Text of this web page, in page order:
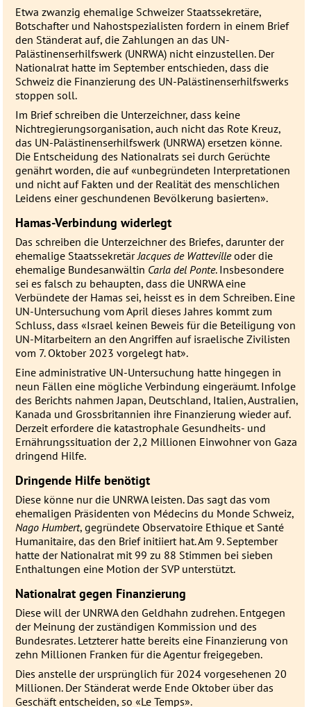
Etwa zwanzig ehemalige Schweizer Staatssekretäre,
Botschafter und Nahostspezialisten fordern in einem Brief
den Ständerat auf, die Zahlungen an das UN-
Palästinenserhilfswerk (UNRWA) nicht einzustellen. Der
Nationalrat hatte im September entschieden, dass die
Schweiz die Finanzierung des UN-Palästinenserhilfswerks
stoppen soll.
Im Brief schreiben die Unterzeichner, dass keine
Nichtregierungsorganisation, auch nicht das Rote Kreuz,
das UN-Palästinenserhilfswerk (UNRWA) ersetzen könne.
Die Entscheidung des Nationalrats sei durch Gerüchte
genährt worden, die auf «unbegründeten Interpretationen
und nicht auf Fakten und der Realität des menschlichen
Leidens einer geschundenen Bevölkerung basierten».
Hamas-Verbindung widerlegt
Das schreiben die Unterzeichner des Briefes, darunter der
ehemalige Staatssekretär Jacques de Wattevilleoder die
ehemalige Bundesanwältin Carla del Ponte. Insbesondere
sei es falsch zu behaupten, dass die UNRWAeine
Verbündete der Hamas sei, heisst es in dem Schreiben. Eine
UN-Untersuchung vom April dieses Jahres kommt zum
Schluss, dass «Israel keinen Beweis für die Beteiligung von
UN-Mitarbeitern an den Angriffen auf israelische Zivilisten
vom 7. Oktober 2023 vorgelegt hat».
Eine administrative UN-Untersuchung hatte hingegen in
neun Fällen eine mögliche Verbindung eingeräumt. Infolge
des Berichts nahmen Japan, Deutschland, Italien, Australien,
Kanada und Grossbritannien ihre Finanzierung wieder auf.
Derzeit erfordere die katastrophale Gesundheits- und
Ernährungssituation der 2,2 Millionen Einwohner von Gaza
dringend Hilfe.
Dringende Hilfe benötigt
Diese könne nur die UNRWAleisten. Das sagt das vom
ehemaligen Präsidenten von Médecins du Monde Schweiz,
Nago Humbert, gegründete Observatoire Ethique et Santé
Humanitaire, das den Brief initiiert hat. Am 9. September
hatte der Nationalrat mit 99 zu 88 Stimmen bei sieben
Enthaltungen eine Motion der SVPunterstützt.
Nationalrat gegen Finanzierung
Diese will der UNRWAden Geldhahn zudrehen. Entgegen
der Meinung der zuständigen Kommission und des
Bundesrates. Letzterer hatte bereits eine Finanzierung von
zehn Millionen Franken für die Agentur freigegeben.
Dies anstelle der ursprünglich für 2024 vorgesehenen 20
Millionen. Der Ständerat werde Ende Oktober über das
Geschäft entscheiden, so «Le Temps».